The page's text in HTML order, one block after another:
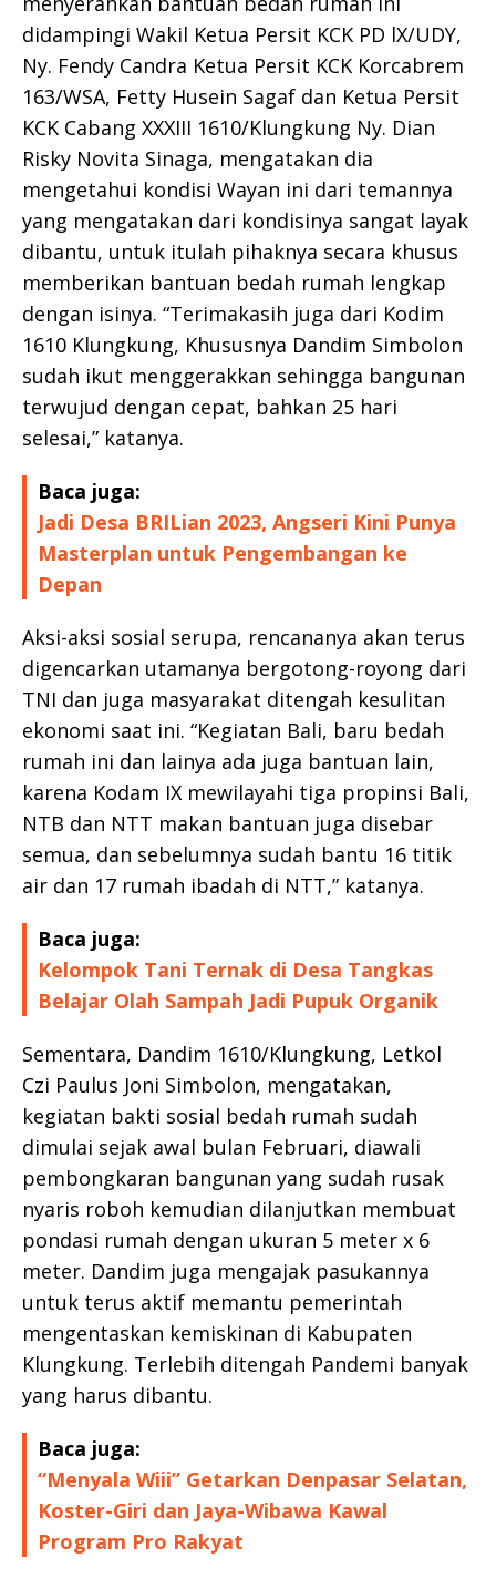
didampingi Wakil Ketua Persit KCK PD lX/UDY,
Ny. Fendy Candra Ketua Persit KCK Korcabrem
163/WSA, Fetty Husein Sagaf dan Ketua Persit
KCK Cabang XXXIII 1610/Klungkung Ny. Dian
Risky Novita Sinaga, mengatakan dia
mengetahui kondisi Wayan ini dari temannya
yang mengatakan dari kondisinya sangat layak
dibantu, untuk itulah pihaknya secara khusus
memberikan bantuan bedah rumah lengkap
dengan isinya. “Terimakasih juga dari Kodim
1610 Klungkung, Khususnya Dandim Simbolon
sudah ikut menggerakkan sehingga bangunan
terwujud dengan cepat, bahkan 25 hari
selesai,” katanya.
Baca juga:
Jadi Desa BRILian 2023, Angseri Kini Punya
Masterplan untuk Pengembangan ke
Depan
Aksi-aksi sosial serupa, rencananya akan terus
digencarkan utamanya bergotong-royong dari
TNI dan juga masyarakat ditengah kesulitan
ekonomi saat ini. “Kegiatan Bali, baru bedah
rumah ini dan lainya ada juga bantuan lain,
karena Kodam IX mewilayahi tiga propinsi Bali,
NTB dan NTT makan bantuan juga disebar
semua, dan sebelumnya sudah bantu 16 titik
air dan 17 rumah ibadah di NTT,” katanya.
Baca juga:
Kelompok Tani Ternak di Desa Tangkas
Belajar Olah Sampah Jadi Pupuk Organik
Sementara, Dandim 1610/Klungkung, Letkol
Czi Paulus Joni Simbolon, mengatakan,
kegiatan bakti sosial bedah rumah sudah
dimulai sejak awal bulan Februari, diawali
pembongkaran bangunan yang sudah rusak
nyaris roboh kemudian dilanjutkan membuat
pondasi rumah dengan ukuran 5 meter x 6
meter. Dandim juga mengajak pasukannya
untuk terus aktif memantu pemerintah
mengentaskan kemiskinan di Kabupaten
Klungkung. Terlebih ditengah Pandemi banyak
yang harus dibantu.
Baca juga:
“Menyala Wiii” Getarkan Denpasar Selatan,
Koster-Giri dan Jaya-Wibawa Kawal
Program Pro Rakyat